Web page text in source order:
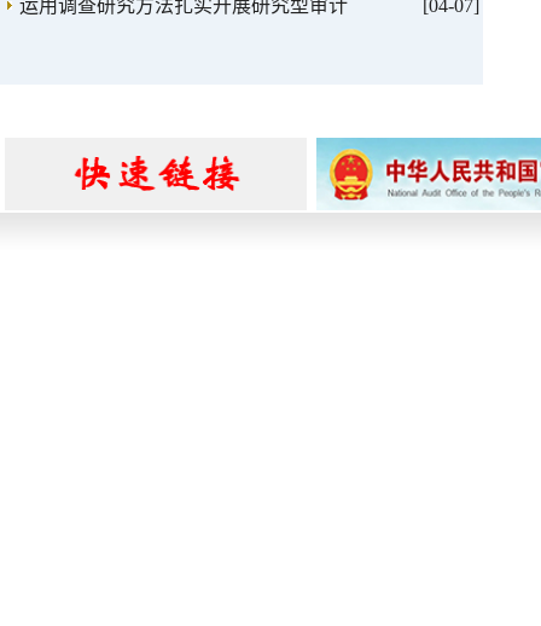
运用调查研究方法扎实开展研究型审计
[04-07]